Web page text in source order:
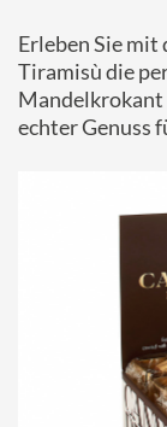
Erleben Sie
Tiramisù die
Mandelkrokant
echter Genuss